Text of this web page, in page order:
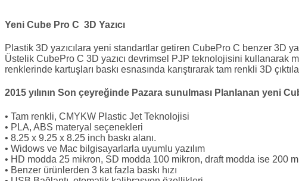
Yeni Cube Pro C 3D Yazıcı
Plastik 3D yazıcılara yeni standartlar getiren CubePro C benzer 3D
Üstelik CubePro C 3D yazıcı devrimsel PJP teknolojisini kullanarak
renklerinde kartuşları baskı esnasında karıştırarak tam renkli 3D
2015 yılının Son çeyreğinde Pazara sunulması Planlanan yeni
• Tam renkli, CMYKW Plastic Jet Teknolojisi
• PLA, ABS materyal seçenekleri
• 8.25 x 9.25 x 8.25 inch baskı alanı.
• Widows ve Mac bilgisayarlarla uyumlu yazılım
• HD modda 25 mikron, SD modda 100 mikron, draft modda ise 200
• Benzer ürünlerden 3 kat fazla baskı hızı